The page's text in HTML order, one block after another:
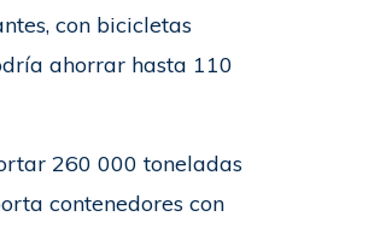
con bicicletas
ahorrar hasta 110
260 000 toneladas
contenedores con